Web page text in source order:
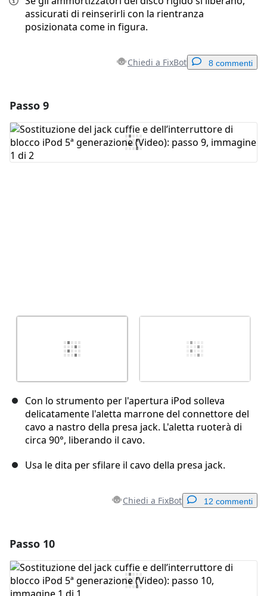
assicurati di reinserirli con la rientranza
posizionata come in figura.
Chiedi a FixBot 8 commenti
Aggiungi Commento
Passo 9
Con lo strumento per l'apertura iPod solleva
delicatamente l'aletta marrone del connettore del
cavo a nastro della presa jack. L'aletta ruoterà di
circa 90°, liberando il cavo.
Usa le dita per sfilare il cavo della presa jack.
Chiedi a FixBot 12 commenti
Aggiungi Commento
Passo 10